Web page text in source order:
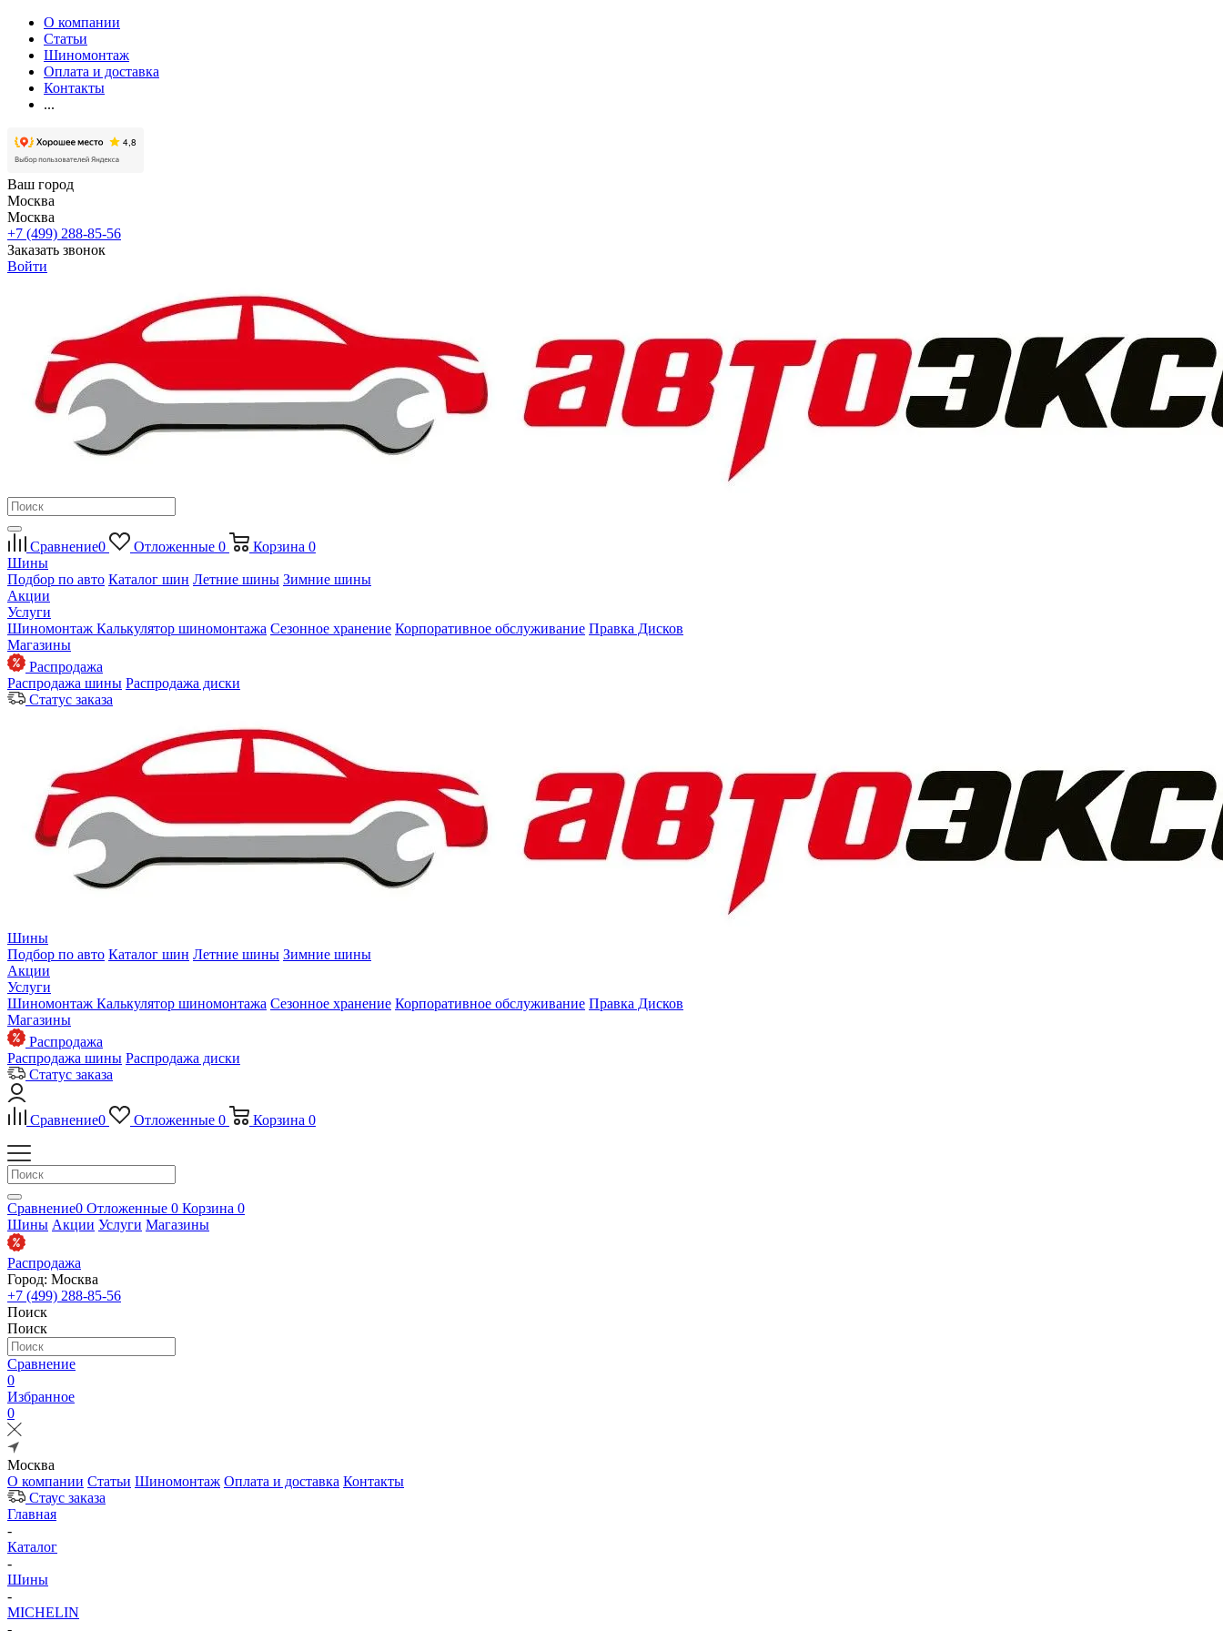
О компании
Статьи
Шиномонтаж
Оплата и доставка
Контакты
...
Ваш город
Москва
Москва
+7 (499) 288-85-56
Заказать звонок
Войти
Сравнение0 Отложенные 0 Корзина 0
Шины
Подбор по авто Каталог шин Летние шины Зимние шины
Акции
Услуги
Шиномонтаж Калькулятор шиномонтажа Сезонное хранение Корпоративное обслуживание Правка Дисков
Магазины
Распродажа
Распродажа шины Распродажа диски
Статус заказа
Шины
Подбор по авто Каталог шин Летние шины Зимние шины
Акции
Услуги
Шиномонтаж Калькулятор шиномонтажа Сезонное хранение Корпоративное обслуживание Правка Дисков
Магазины
Распродажа
Распродажа шины Распродажа диски
Статус заказа
Сравнение0 Отложенные 0 Корзина 0
Сравнение0 Отложенные 0 Корзина 0
Шины Акции Услуги Магазины
Распродажа
Город: Москва
+7 (499) 288-85-56
Поиск
Поиск
Сравнение
0
Избранное
0
Москва
О компании Статьи Шиномонтаж Оплата и доставка Контакты
Стаус заказа
Главная
-
Каталог
-
Шины
-
MICHELIN